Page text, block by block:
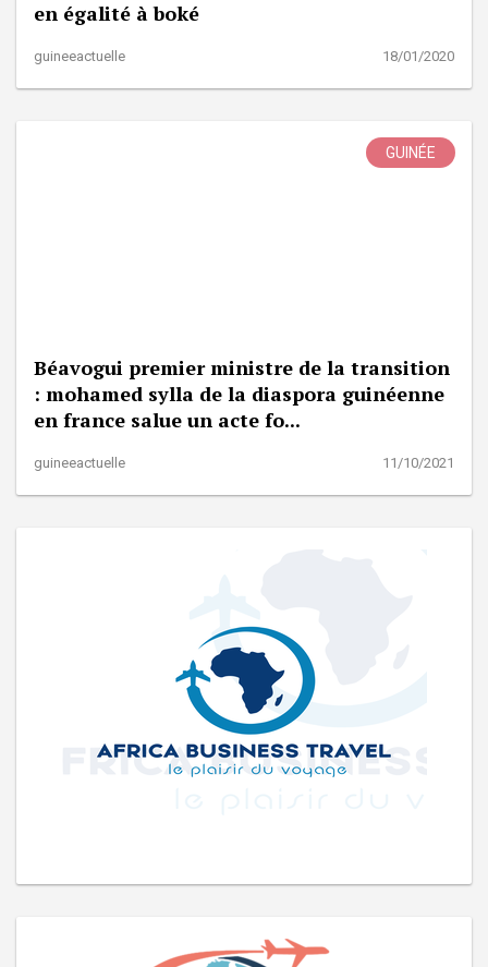
en égalité à boké
guineeactuelle 18/01/2020
GUINÉE
Béavogui premier ministre de la transition
: mohamed sylla de la diaspora guinéenne
en france salue un acte fo...
guineeactuelle 11/10/2021